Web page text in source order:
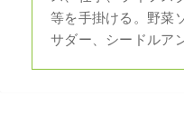
等を手掛ける。野菜
サダー、シードルア